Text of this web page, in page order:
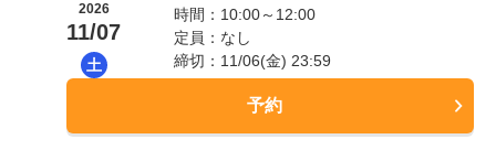
2026
11/07
土
時間：10:00～12:00
定員：なし
締切：11/06(金) 23:59
予約